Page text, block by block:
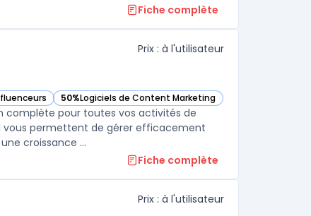
Fiche complète
Prix : à l'utilisateur
50%Logiciels de Content Marketing
— voir Iconosquare dans cette catégorie
complète pour toutes vos activités de
vous permettent de gérer efficacement
vos comptes et campagnes, en obtenant des résultats mesurables et une croissance ...
Fiche complète
Prix : à l'utilisateur